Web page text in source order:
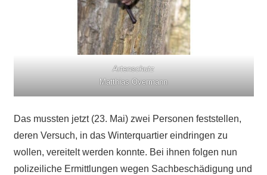
Artenschutz
Matthias Overmann
Das mussten jetzt (23. Mai) zwei Personen feststellen,
deren Versuch, in das Winterquartier eindringen zu
wollen, vereitelt werden konnte. Bei ihnen folgen nun
polizeiliche Ermittlungen wegen Sachbeschädigung und